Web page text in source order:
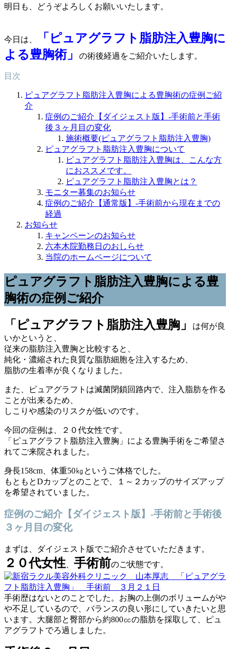
明日も、どうぞよろしくお願いいたします。
今日は、
「ピュアグラフト脂肪注入豊胸に
よる豊胸術」
の術後経過をご紹介いたします。
目次
ピュアグラフト脂肪注入豊胸による豊胸術の症例ご紹
介
症例のご紹介【ダイジェスト版】-手術前と手術
後３ヶ月目の変化
施術概要(ピュアグラフト脂肪注入豊胸)
ピュアグラフト脂肪注入豊胸について
ピュアグラフト脂肪注入豊胸は、こんな方
におススメです。
ピュアグラフト脂肪注入豊胸とは？
モニター募集のお知らせ
症例のご紹介【通常版】-手術前から現在までの
経過
お知らせ
キャンペーンのお知らせ
六本木院勤務日のおしらせ
当院のホームページについて
ピュアグラフト脂肪注入豊胸による豊
胸術の症例ご紹介
「ピュアグラフト脂肪注入豊胸」
は何が良
いかというと、
従来の脂肪注入豊胸と比較すると、
純化・濃縮された良質な脂肪細胞を注入するため、
脂肪の生着率が良くなりました。
また、ピュアグラフトは滅菌閉鎖回路内で、注入脂肪を作る
ことが出来るため、
しこりや感染のリスクが低いのです。
今回の症例は、２０代女性です。
「ピュアグラフト脂肪注入豊胸」による豊胸手術をご希望さ
れてご来院されました。
身長158cm、体重50㎏というご体格でした。
もともとDカップとのことで、１～２カップのサイズアップ
を希望されていました。
症例のご紹介【ダイジェスト版】-手術前と手術後
３ヶ月目の変化
まずは、ダイジェスト版でご紹介させていただきます。
２０代女性 手術前のご状態です。
手術歴はないとのことでした。お胸の上側のボリュームがや
や不足しているので、バランスの良い形にしていきたいと思
います。大腿部と臀部から約800㏄の脂肪を採取して、ピュ
アグラフトでろ過しました。